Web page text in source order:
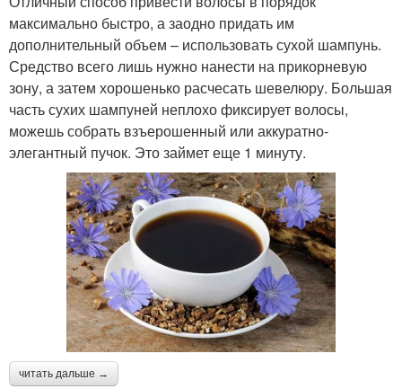
максимально быстро, а заодно придать им
дополнительный объем – использовать сухой шампунь.
Средство всего лишь нужно нанести на прикорневую
зону, а затем хорошенько расчесать шевелюру. Большая
часть сухих шампуней неплохо фиксирует волосы,
можешь собрать взъерошенный или аккуратно-
элегантный пучок. Это займет еще 1 минуту.
читать дальше →